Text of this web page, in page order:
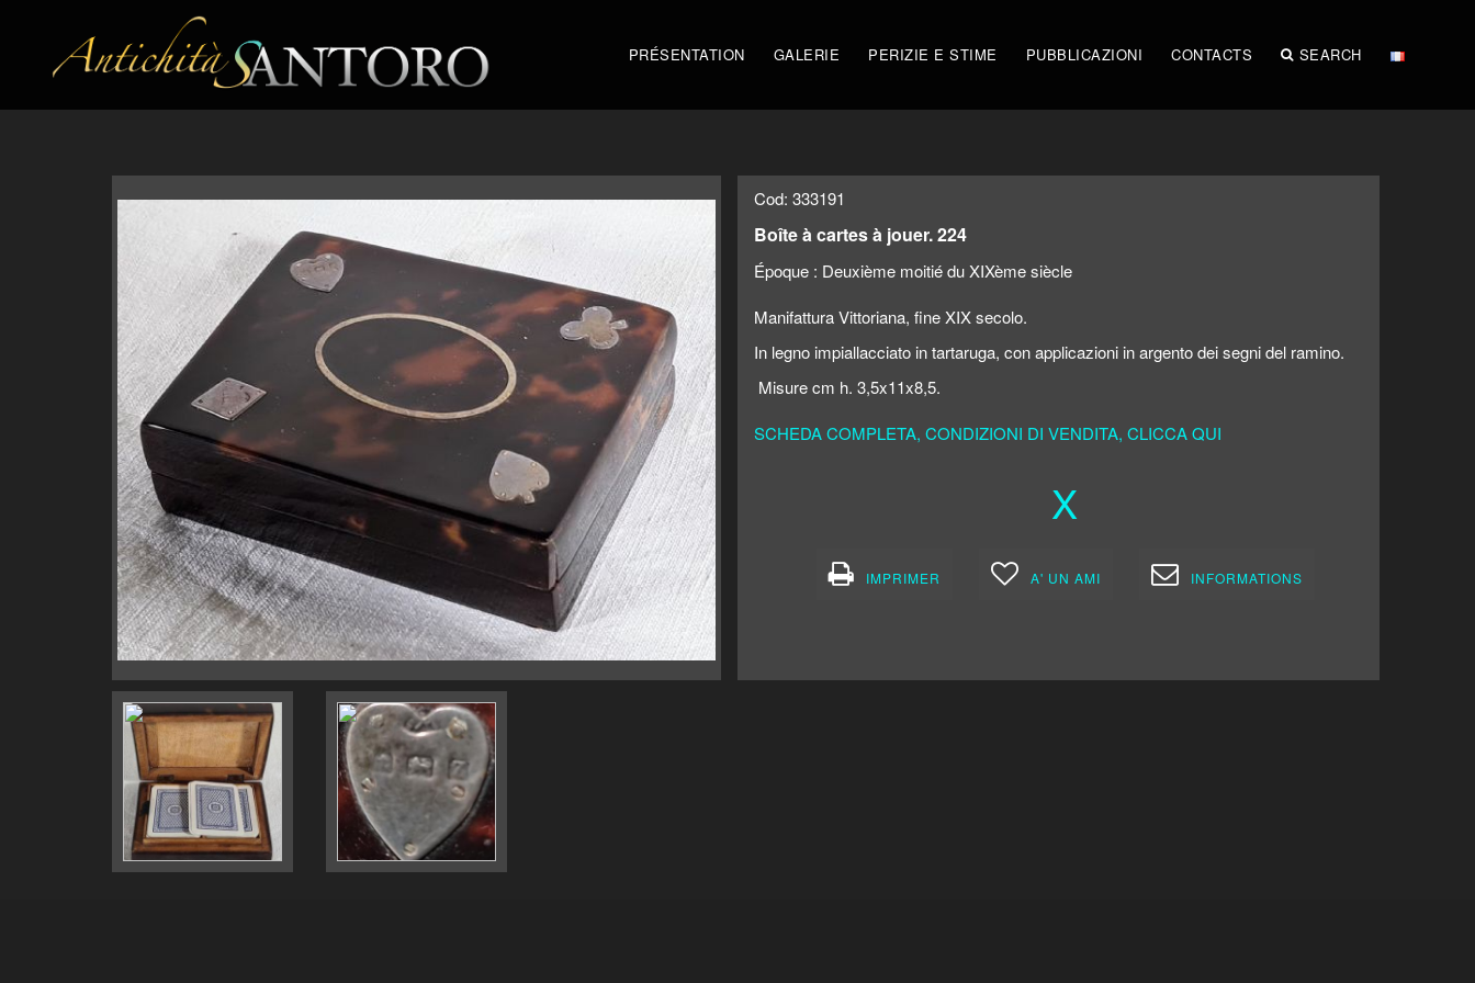
PRÉSENTATION GALERIE PERIZIE E STIME PUBBLICAZIONI CONTACTS SEARCH
Cod: 333191
Boîte à cartes à jouer. 224
Époque : Deuxième moitié du XIXème siècle
Manifattura Vittoriana, fine XIX secolo.
In legno impiallacciato in tartaruga, con applicazioni in argento dei segni del ramino.
Misure cm h. 3,5x11x8,5.
SCHEDA COMPLETA, CONDIZIONI DI VENDITA, CLICCA QUI
X
IMPRIMER A' UN AMI INFORMATIONS